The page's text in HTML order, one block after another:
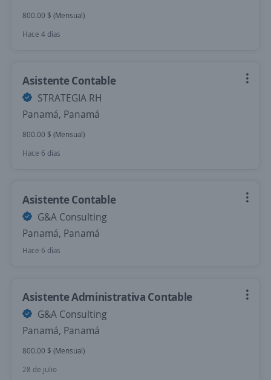
800.00 $ (Mensual)
Hace 4 días
Asistente Contable
STRATEGIA RH
Panamá, Panamá
800.00 $ (Mensual)
Hace 6 días
Asistente Contable
G&A Consulting
Panamá, Panamá
Hace 6 días
Asistente Administrativa Contable
G&A Consulting
Panamá, Panamá
800.00 $ (Mensual)
28 de julio